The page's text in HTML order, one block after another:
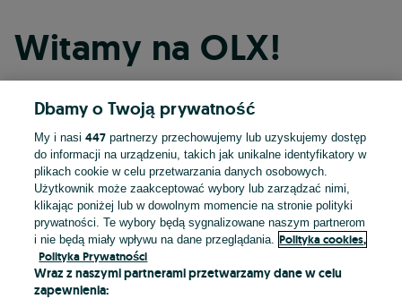
Witamy na OLX!
Kontynuuj przez Facebooka
Kontynuuj przez konto Apple
Kontynuuj przez konto Google
LUB
Dbamy o Twoją prywatność
My i nasi447 partnerzy przechowujemy lub uzyskujemy dostęp
do informacji na urządzeniu, takich jak unikalne identyfikatory w
plikach cookie w celu przetwarzania danych osobowych.
Użytkownik może zaakceptować wybory lub zarządzać nimi,
klikając poniżej lub w dowolnym momencie na stronie polityki
prywatności. Te wybory będą sygnalizowane naszym partnerom
i nie będą miały wpływu na dane przeglądania.
Polityka cookies,
Polityka Prywatności
Wraz z naszymi partnerami przetwarzamy dane w celu
zapewnienia: